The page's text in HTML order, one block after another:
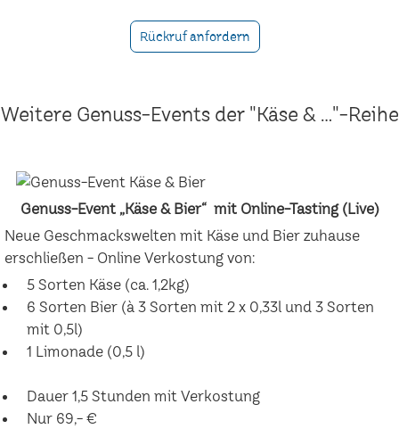
Rückruf anfordern
Weitere Genuss-Events der "Käse & ..."-Reihe
Genuss-Event „Käse & Bier“ mit Online-Tasting (Live)
Neue Geschmackswelten mit Käse und Bier zuhause
erschließen - Online Verkostung von:
5 Sorten Käse (ca. 1,2kg)
6 Sorten Bier (à 3 Sorten mit 2 x 0,33l und 3 Sorten
mit 0,5l)
1 Limonade (0,5 l)
Dauer 1,5 Stunden mit Verkostung
Nur 69,- €